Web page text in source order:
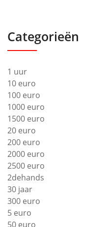
Categorieën
1 uur
10 euro
100 euro
1000 euro
1500 euro
20 euro
200 euro
2000 euro
2500 euro
2dehands
30 jaar
300 euro
5 euro
50 euro